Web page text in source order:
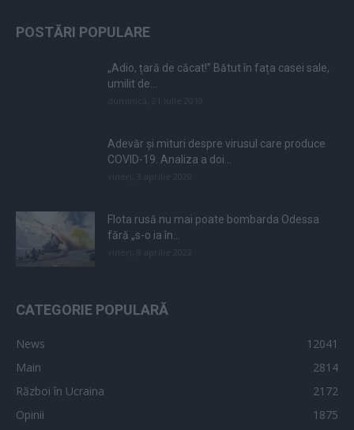
POSTĂRI POPULARE
„Adio, țară de căcat!” Bătut în fața casei sale,
umilit de...
Adevăr și mituri despre virusul care produce
COVID-19. Analiza a doi...
Flota rusă nu mai poate bombarda Odessa
fără „s-o ia în...
CATEGORIE POPULARĂ
News
12041
Main
2814
Război în Ucraina
2172
Opinii
1875